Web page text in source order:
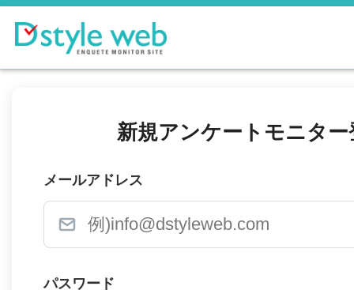
新規アンケートモニター
メールアドレス
パスワード